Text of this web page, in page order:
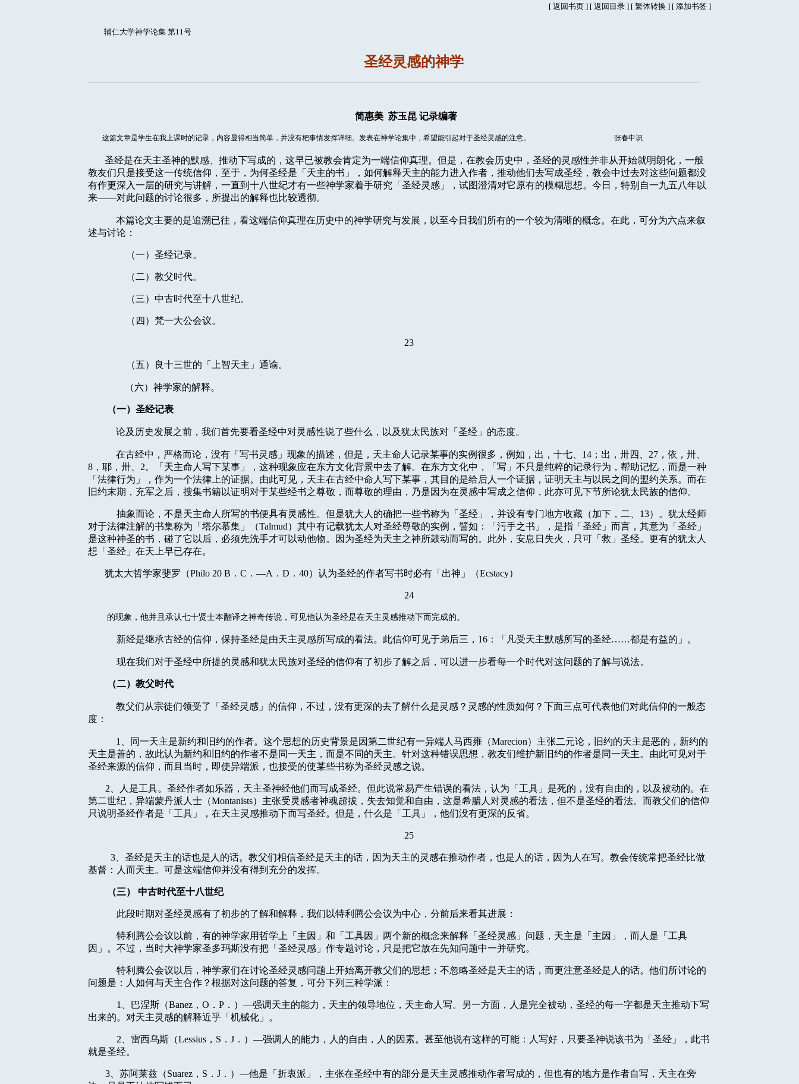
[ 返回书页 ] [ 返回目录 ] [ 繁体转换 ] [ 添加书签 ]
辅仁大学神学论集 第11号
圣经灵感的神学
简惠美 苏玉昆 记录编著
这篇文章是学生在我上课时的记录，内容显得相当简单，并没有杷事情发挥详细。发表在神学论集中，希望能引起对于圣经灵感的注意。 张春申识
圣经是在天主圣神的默感、推动下写成的，这早已被教会肯定为一端信仰真理。但是，在教会历史中，圣经的灵感性并非从开始就明朗化，一般
教友们只是接受这一传统信仰，至于，为何圣经是「天主的书」，如何解释天主的能力进入作者，推动他们去写成圣经，教会中过去对这些问题都没
有作更深入一层的研究与讲解，一直到十八世纪才有一些神学家着手研究「圣经灵感」，试图澄清对它原有的模糊思想。今日，特别自一九五八年以
来——对此问题的讨论很多，所提出的解释也比较透彻。
本篇论文主要的是追溯已往，看这端信仰真理在历史中的神学研究与发展，以至今日我们所有的一个较为清晰的概念。在此，可分为六点来叙
述与讨论：
（一）圣经记录。
（二）教父时代。
（三）中古时代至十八世纪。
（四）梵一大公会议。
23
（五）良十三世的「上智天主」通谕。
（六）神学家的解释。
（一）圣经记表
论及历史发展之前，我们首先要看圣经中对灵感性说了些什么，以及犹太民族对「圣经」的态度。
在古经中，严格而论，没有「写书灵感」现象的描述，但是，天主命人记录某事的实例很多，例如，出，十七、 14 ；出，卅四、 27 ，依，卅、
8 ，耶，卅、 2。「天主命人写下某事」，这种现象应在东方文化背景中去了解。在东方文化中，「写」不只是纯粹的记录行为，帮助记忆，而是一种
「法律行为」，作为一个法律上的证据。由此可见，天主在古经中命人写下某事，其目的是给后人一个证据，证明天主与以民之间的盟约关系。而在
旧约末期，充军之后，搜集书籍以证明对于某些经书之尊敬，而尊敬的理由，乃是因为在灵感中写成之信仰，此亦可见下节所论犹太民族的信仰。
抽象而论，不是天主命人所写的书便具有灵感性。但是犹大人的确把一些书称为「圣经」，并设有专门地方收藏（加下，二、 13）。犹太经师
对于法律注解的书集称为「塔尔慕集」（Talmud）其中有记载犹太人对圣经尊敬的实例，譬如：「污手之书」，是指「圣经」而言，其意为「圣经」
是这种神圣的书，碰了它以后，必须先洗手才可以动他物。因为圣经为天主之神所鼓动而写的。此外，安息日失火，只可「救」圣经。更有的犹太人
想「圣经」在天上早已存在。
犹太大哲学家斐罗（Philo 20 B ． C ．—A ． D ． 40）认为圣经的作者写书时必有「出神」（Ecstacy）
24
的现象，他并且承认七十贤士本翻译之神奇传说，可见他认为圣经是在天主灵感推动下而完成的。
新经是继承古经的信仰，保持圣经是由天主灵感所写成的看法。此信仰可见于弟后三， 16 ：「凡受天主默感所写的圣经……都是有益的」。
现在我们对于圣经中所提的灵感和犹太民族对圣经的信仰有了初步了解之后，可以进一步看每一个时代对这问题的了解与说法。
（二）教父时代
教父们从宗徒们领受了「圣经灵感」的信仰，不过，没有更深的去了解什么是灵感？灵感的性质如何？下面三点可代表他们对此信仰的一般态
度：
1 、同一天主是新约和旧约的作者。这个思想的历史背景是因第二世纪有一异端人马西雍（Marecion）主张二元论，旧约的天主是恶的，新约的
天主是善的，故此认为新约和旧约的作者不是同一天主，而是不同的天主。针对这种错误思想，教友们维护新旧约的作者是同一天主。由此可见对于
圣经来源的信仰，而且当时，即使异端派，也接受的使某些书称为圣经灵感之说。
2 、人是工具。圣经作者如乐器，天主圣神经他们而写成圣经。但此说常易产生错误的看法，认为「工具」是死的，没有自由的，以及被动的。在
第二世纪，异端蒙丹派人士（Montanists）主张受灵感者神魂超拔，失去知觉和自由，这是希腊人对灵感的看法，但不是圣经的看法。而教父们的信仰
只说明圣经作者是「工具」，在天主灵感推动下而写圣经。但是，什么是「工具」，他们没有更深的反省。
25
3 、圣经是天主的话也是人的话。教父们相信圣经是天主的话，因为天主的灵感在推动作者， 也是人的话，因为人在写。教会传统常把圣经比做
基督：人而天主。可是这端信仰并没有得到充分的发挥。
（三） 中古时代至十八世纪
此段时期对圣经灵感有了初步的了解和解释，我们以特利腾公会议为中心，分前后来看其进展：
特利腾公会议以前，有的神学家用哲学上「主因」和「工具因」两个新的概念来解释「圣经灵感」问题，天主是「主因」，而人是「工具
因」。不过，当时大神学家圣多玛斯没有把「圣经灵感」 作专题讨论，只是把它放在先知问题中一并研究。
特利腾公会议以后，神学家们在讨论圣经灵感问题上开始离开教父们的思想；不忽略圣经是天主的话，而更注意圣经是人的话。他们所讨论的
问题是：人如何与天主合作？根据对这问题的答复，可分下列三种学派：
1 、巴涅斯（Banez ， O ． P ．）—强调天主的能力，天主的领导地位，天主命人写。另一方面，人是完全被动，圣经的每一字都是天主推动下写
出来的。对天主灵感的解释近乎「机械化」。
2 、雷西乌斯（Lessius ， S ． J ．）—强调人的能力，人的自由，人的因素。甚至他说有这样的可能：人写好，只要圣神说该书为「圣经」，此书
就是圣经。
3 、苏阿莱兹（Suarez ， S ． J ．）—他是「折衷派」，主张在圣经中有的部分是天主灵感推动作者写成的，但也有的地方是作者自写，天主在旁